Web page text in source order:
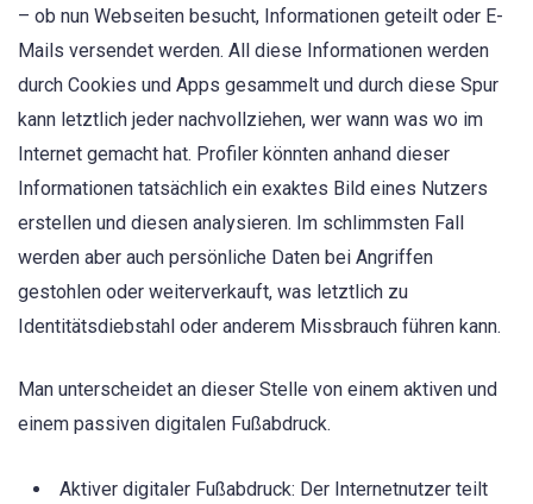
– ob nun Webseiten besucht, Informationen geteilt oder E-
Mails versendet werden. All diese Informationen werden
durch Cookies und Apps gesammelt und durch diese Spur
kann letztlich jeder nachvollziehen, wer wann was wo im
Internet gemacht hat. Profiler könnten anhand dieser
Informationen tatsächlich ein exaktes Bild eines Nutzers
erstellen und diesen analysieren. Im schlimmsten Fall
werden aber auch persönliche Daten bei Angriffen
gestohlen oder weiterverkauft, was letztlich zu
Identitätsdiebstahl oder anderem Missbrauch führen kann.
Man unterscheidet an dieser Stelle von einem aktiven und
einem passiven digitalen Fußabdruck.
Aktiver digitaler Fußabdruck: Der Internetnutzer teilt